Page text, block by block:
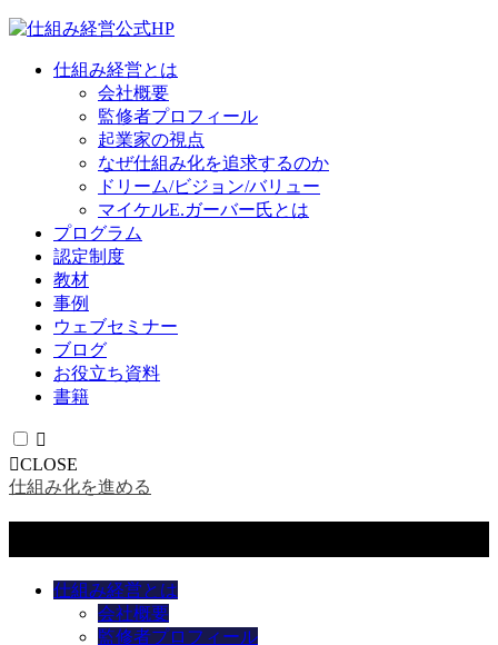
仕組み経営とは
会社概要
監修者プロフィール
起業家の視点
なぜ仕組み化を追求するのか
ドリーム/ビジョン/バリュー
マイケルE.ガーバー氏とは
プログラム
認定制度
教材
事例
ウェブセミナー
ブログ
お役立ち資料
書籍
CLOSE
仕組み化を進める
仕組み経営とは
会社概要
監修者プロフィール